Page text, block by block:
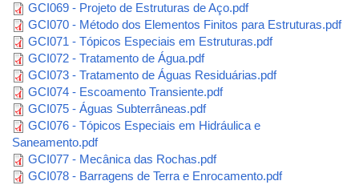
GCI069 - Projeto de Estruturas de Aço.pdf
GCI070 - Método dos Elementos Finitos para Estruturas.pdf
GCI071 - Tópicos Especiais em Estruturas.pdf
GCI072 - Tratamento de Água.pdf
GCI073 - Tratamento de Águas Residuárias.pdf
GCI074 - Escoamento Transiente.pdf
GCI075 - Águas Subterrâneas.pdf
GCI076 - Tópicos Especiais em Hidráulica e
Saneamento.pdf
GCI077 - Mecânica das Rochas.pdf
GCI078 - Barragens de Terra e Enrocamento.pdf